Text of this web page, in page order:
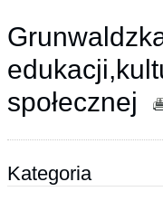
społecznej
Kategoria